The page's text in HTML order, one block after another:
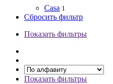
Casa 1
Сбросить фильтр
Показать фильтры
Показать фильтры